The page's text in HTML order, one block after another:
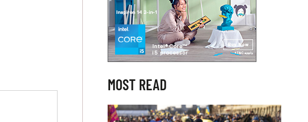
MOST READ